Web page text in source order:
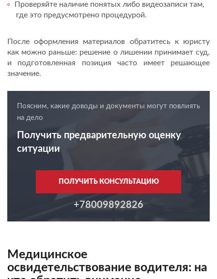
Проверяйте наличие понятых либо видеозаписи там,
где это предусмотрено процедурой.
После оформления материалов обратитесь к юристу
как можно раньше: решение о лишении принимает суд,
и подготовленная позиция часто имеет решающее
значение.
Поясним, какие доводы и документы могут повлиять
на дело
Получить предварительную оценку
ситуации
ПОЛУЧИТЬ КОНСУЛЬТАЦИЮ
+78009892826
Медицинское
освидетельствование водителя: на